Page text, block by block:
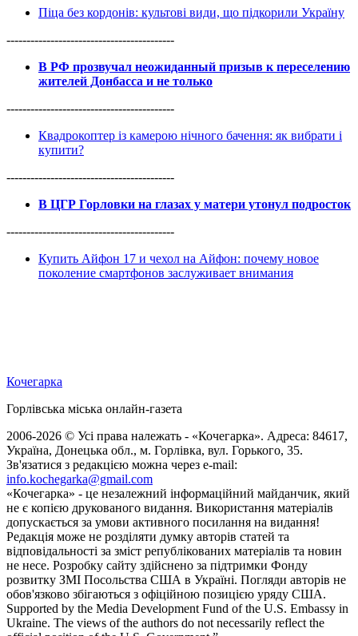
Піца без кордонів: культові види, що підкорили Україну
------------------------------------------
В РФ прозвучал неожиданный призыв к переселению
жителей Донбасса и не только
------------------------------------------
Квадрокоптер із камерою нічного бачення: як вибрати і
купити?
------------------------------------------
В ЦГР Горловки на глазах у матери утонул подросток
------------------------------------------
Купить Айфон 17 и чехол на Айфон: почему новое
поколение смартфонов заслуживает внимания
Кочегарка
Горлівська міська онлайн-газета
2006-2026 © Усі права належать - «Кочегарка». Адреса: 84617,
Україна, Донецька обл., м. Горлівка, вул. Горького, 35.
Зв'язатися з редакцією можна через e-mail:
info.kochegarka@gmail.com
«Кочегарка» - це незалежний інформаційний майданчик, який
не є копією друкованого видання. Використання матеріалів
допускається за умови активного посилання на видання!
Редакція може не розділяти думку авторів статей та
відповідальності за зміст републікованих матеріалів та новин
не несе. Розробку сайту здійснено за підтримки Фонду
розвитку ЗМІ Посольства США в Україні. Погляди авторів не
обов'язково збігаються з офіційною позицією уряду США.
Supported by the Media Development Fund of the U.S. Embassy in
Ukraine. The views of the authors do not necessarily reflect the